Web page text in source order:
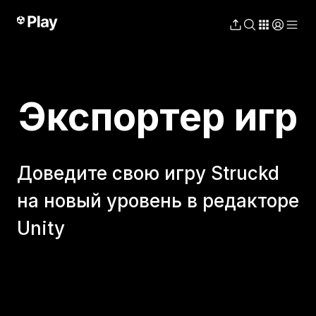
Экспортер игр
Доведите свою игру Struckd
на новый уровень в редакторе
Unity